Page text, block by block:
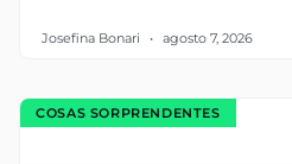
Josefina Bonari agosto 7, 2026
COSAS SORPRENDENTES